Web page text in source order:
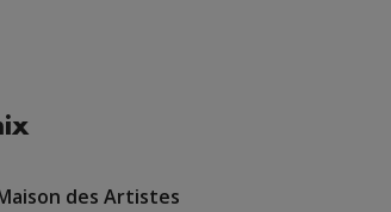
des Artistes